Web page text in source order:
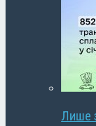
Лише